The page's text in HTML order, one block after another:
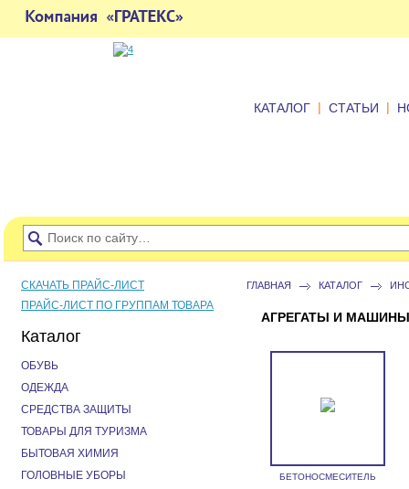
КАТАЛОГ | СТАТЬИ |
ГЛАВНАЯ КАТАЛОГ
АГРЕГАТЫ И МАШИНЫ
БЕТОНОСМЕСИТЕЛЬ
СКАЧАТЬ ПРАЙС-ЛИСТ
ПРАЙС-ЛИСТ ПО ГРУППАМ ТОВАРА
Каталог
ОБУВЬ
ОДЕЖДА
СРЕДСТВА ЗАЩИТЫ
ТОВАРЫ ДЛЯ ТУРИЗМА
БЫТОВАЯ ХИМИЯ
ГОЛОВНЫЕ УБОРЫ